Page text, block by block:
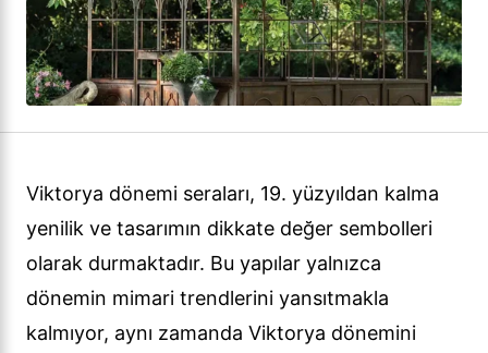
Viktorya dönemi seraları, 19. yüzyıldan kalma
yenilik ve tasarımın dikkate değer sembolleri
olarak durmaktadır. Bu yapılar yalnızca
dönemin mimari trendlerini yansıtmakla
kalmıyor, aynı zamanda Viktorya dönemini